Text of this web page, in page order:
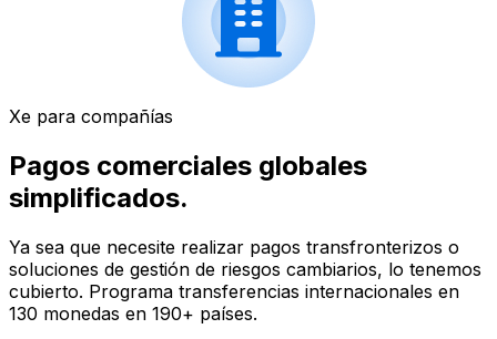
Xe para compañías
Pagos comerciales globales
simplificados.
Ya sea que necesite realizar pagos transfronterizos o
soluciones de gestión de riesgos cambiarios, lo tenemos
cubierto. Programa transferencias internacionales en
130 monedas en 190+ países.